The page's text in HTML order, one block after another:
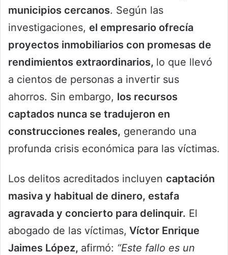
municipios cercanos. Según las
investigaciones, el empresario ofrecía
proyectos inmobiliarios con promesas de
rendimientos extraordinarios, lo que llevó
a cientos de personas a invertir sus
ahorros. Sin embargo, los recursos
captados nunca se tradujeron en
construcciones reales, generando una
profunda crisis económica para las víctimas.
Los delitos acreditados incluyen captación
masiva y habitual de dinero, estafa
agravada y concierto para delinquir. El
abogado de las víctimas, Víctor Enrique
Jaimes López, afirmó: “Este fallo es un